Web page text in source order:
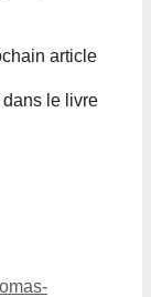
article
dans le livre